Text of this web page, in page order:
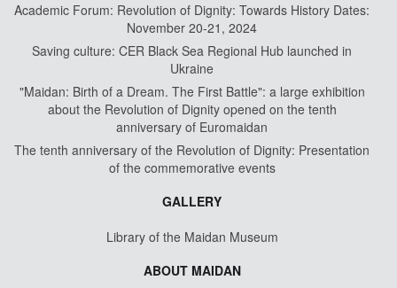
Academic Forum: Revolution of Dignity: Towards History Dates:
November 20-21, 2024
Saving culture: CER Black Sea Regional Hub launched in
Ukraine
"Maidan: Birth of a Dream. The First Battle": a large exhibition
about the Revolution of Dignity opened on the tenth
anniversary of Euromaidan
The tenth anniversary of the Revolution of Dignity: Presentation
of the commemorative events
GALLERY
Library of the Maidan Museum
ABOUT MAIDAN